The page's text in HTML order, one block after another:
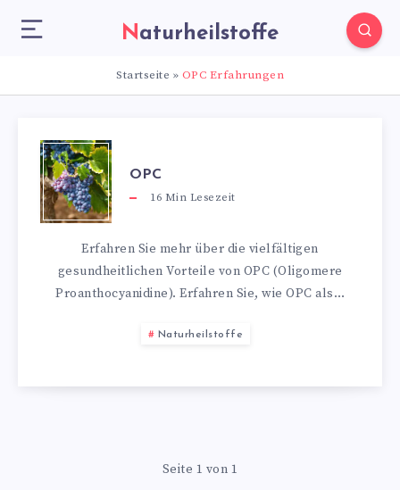
Naturheilstoffe
Startseite » OPC Erfahrungen
OPC
16 Min Lesezeit
Erfahren Sie mehr über die vielfältigen
gesundheitlichen Vorteile von OPC (Oligomere
Proanthocyanidine). Erfahren Sie, wie OPC als…
Naturheilstoffe
Seite 1 von 1